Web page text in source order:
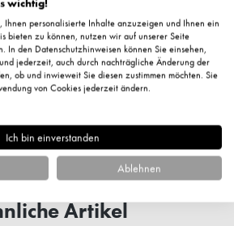
Artikel
Ihnen personalisierte Inhalte anzuzeigen und Ihnen ein
bieten zu können, nutzen wir auf unserer Seite
In den Datenschutzhinweisen können Sie einsehen,
jederzeit, auch durch nachträgliche Änderung der
ob und inwieweit Sie diesen zustimmen möchten. Sie
von Cookies jederzeit ändern.
Ich bin einverstanden
Ablehnen